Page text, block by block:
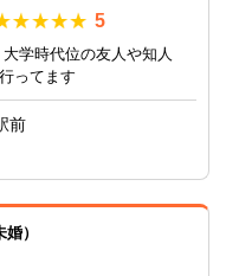
5
学時代位の友人や知人
ってます
前
）